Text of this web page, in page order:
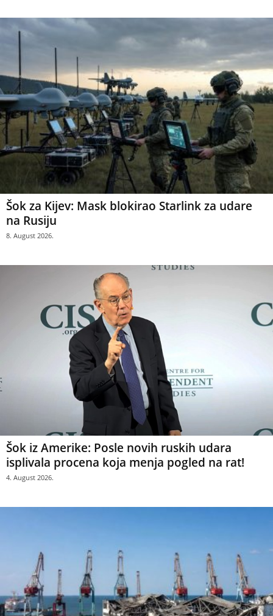
Šok za Kijev: Mask blokirao Starlink za udare
na Rusiju
8. August 2026.
Šok iz Amerike: Posle novih ruskih udara
isplivala procena koja menja pogled na rat!
4. August 2026.